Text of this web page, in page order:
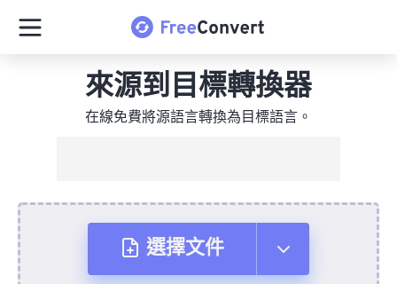
來源到目標轉換器
在線免費將源語言轉換為目標語言。
選擇文件